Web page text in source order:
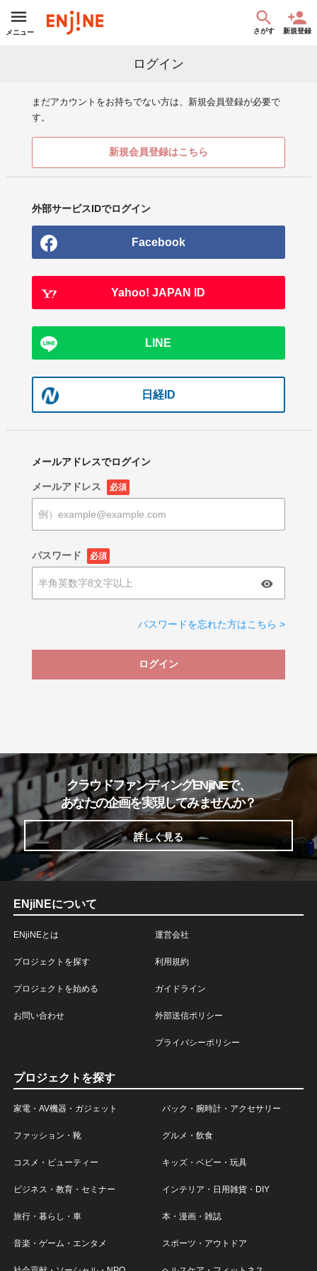
メニュー さがす 新規登録
ログイン
まだアカウントをお持ちでない方は、新規会員登録が必要で
す。
新規会員登録はこちら
外部サービスIDでログイン
Facebook
Yahoo! JAPAN ID
LINE
日経ID
メールアドレスでログイン
メールアドレス 必須
パスワード 必須
パスワードを忘れた方はこちら >
ログイン
クラウドファンディングENjiNEで、
あなたの企画を実現してみませんか？
詳しく見る
ENjiNEについて
ENjiNEとは
プロジェクトを探す
プロジェクトを始める
お問い合わせ
運営会社
利用規約
ガイドライン
外部送信ポリシー
プライバシーポリシー
プロジェクトを探す
家電・AV機器・ガジェット バック・腕時計・アクセサリー
ファッション・靴 グルメ・飲食
コスメ・ビューティー キッズ・ベビー・玩具
ビジネス・教育・セミナー インテリア・日用雑貨・DIY
旅行・暮らし・車 本・漫画・雑誌
音楽・ゲーム・エンタメ スポーツ・アウトドア